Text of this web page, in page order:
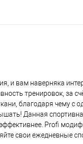
и вам наверняка
тренировок, за
благодаря чему с
Данная
Profi
свои ежедневные